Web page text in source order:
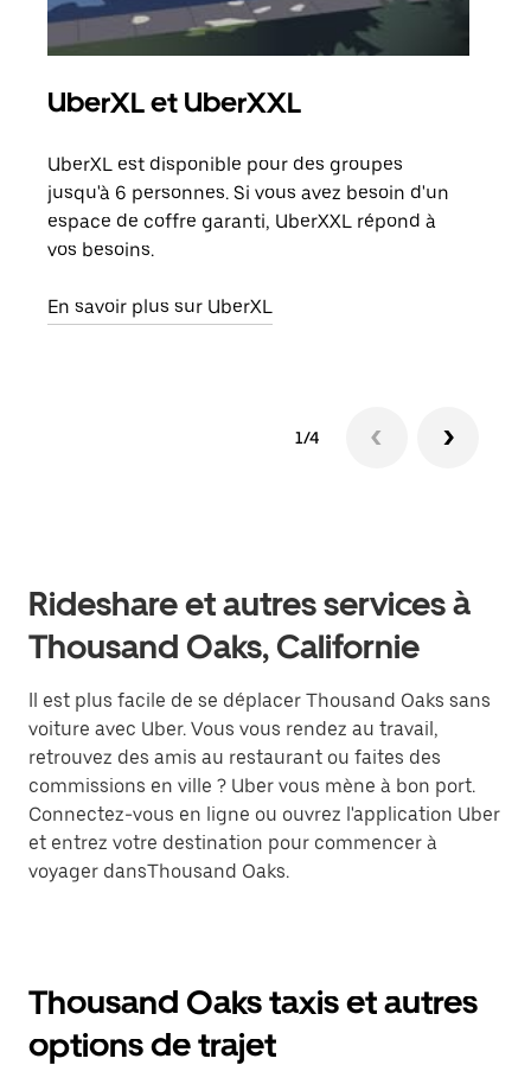
UberXL et UberXXL
UberXL est disponible pour des groupes
jusqu'à 6 personnes. Si vous avez besoin d'un
espace de coffre garanti, UberXXL répond à
vos besoins.
En savoir plus sur UberXL
1/4
Rideshare et autres services à
Thousand Oaks, Californie
Il est plus facile de se déplacer Thousand Oaks sans
voiture avec Uber. Vous vous rendez au travail,
retrouvez des amis au restaurant ou faites des
commissions en ville ? Uber vous mène à bon port.
Connectez-vous en ligne ou ouvrez l'application Uber
et entrez votre destination pour commencer à
voyager dansThousand Oaks.
Thousand Oaks taxis et autres
options de trajet